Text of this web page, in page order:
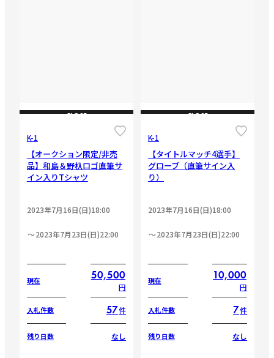
CLOSE
K-1
【オークション限定/非売
品】和島＆野杁ロゴ直筆サ
イン入りTシャツ
2023年7月16日(日)18:00
2023年7月23日(日)22:00
現在 50,500
円
入札件数 57件
残り日数 なし
CLOSE
K-1
【タイトルマッチ4選手】
グローブ（直筆サイン入
り）
2023年7月16日(日)18:00
2023年7月23日(日)22:00
現在 10,000
円
入札件数 7件
残り日数 なし